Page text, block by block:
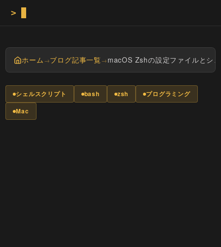
>
ホーム→ブログ記事一覧→macOS Zshの設定ファイルとシ
シェルスクリプト bash zsh
プログラミング
Mac